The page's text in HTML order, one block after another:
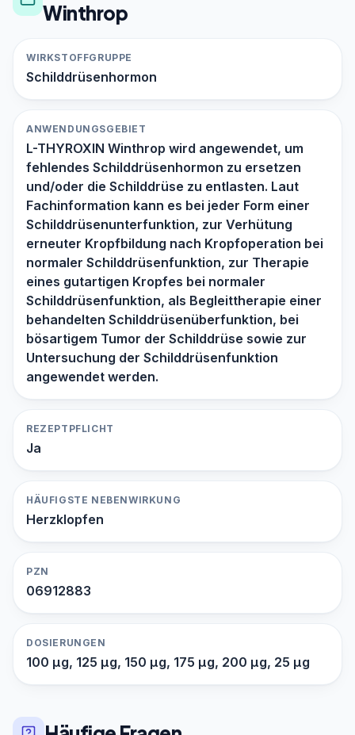
Winthrop
WIRKSTOFFGRUPPE
Schilddrüsenhormon
ANWENDUNGSGEBIET
L-THYROXIN Winthrop wird angewendet, um
fehlendes Schilddrüsenhormon zu ersetzen
und/oder die Schilddrüse zu entlasten. Laut
Fachinformation kann es bei jeder Form einer
Schilddrüsenunterfunktion, zur Verhütung
erneuter Kropfbildung nach Kropfoperation bei
normaler Schilddrüsenfunktion, zur Therapie
eines gutartigen Kropfes bei normaler
Schilddrüsenfunktion, als Begleittherapie einer
behandelten Schilddrüsenüberfunktion, bei
bösartigem Tumor der Schilddrüse sowie zur
Untersuchung der Schilddrüsenfunktion
angewendet werden.
REZEPTPFLICHT
Ja
HÄUFIGSTE NEBENWIRKUNG
Herzklopfen
PZN
06912883
DOSIERUNGEN
100 µg, 125 µg, 150 µg, 175 µg, 200 µg, 25 µg